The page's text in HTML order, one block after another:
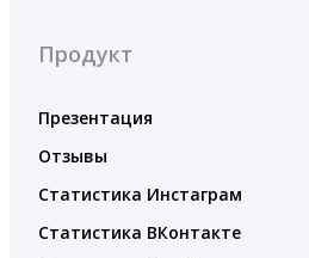
Продукт
Презентация
Отзывы
Статистика Инстаграм
Статистика ВКонтакте